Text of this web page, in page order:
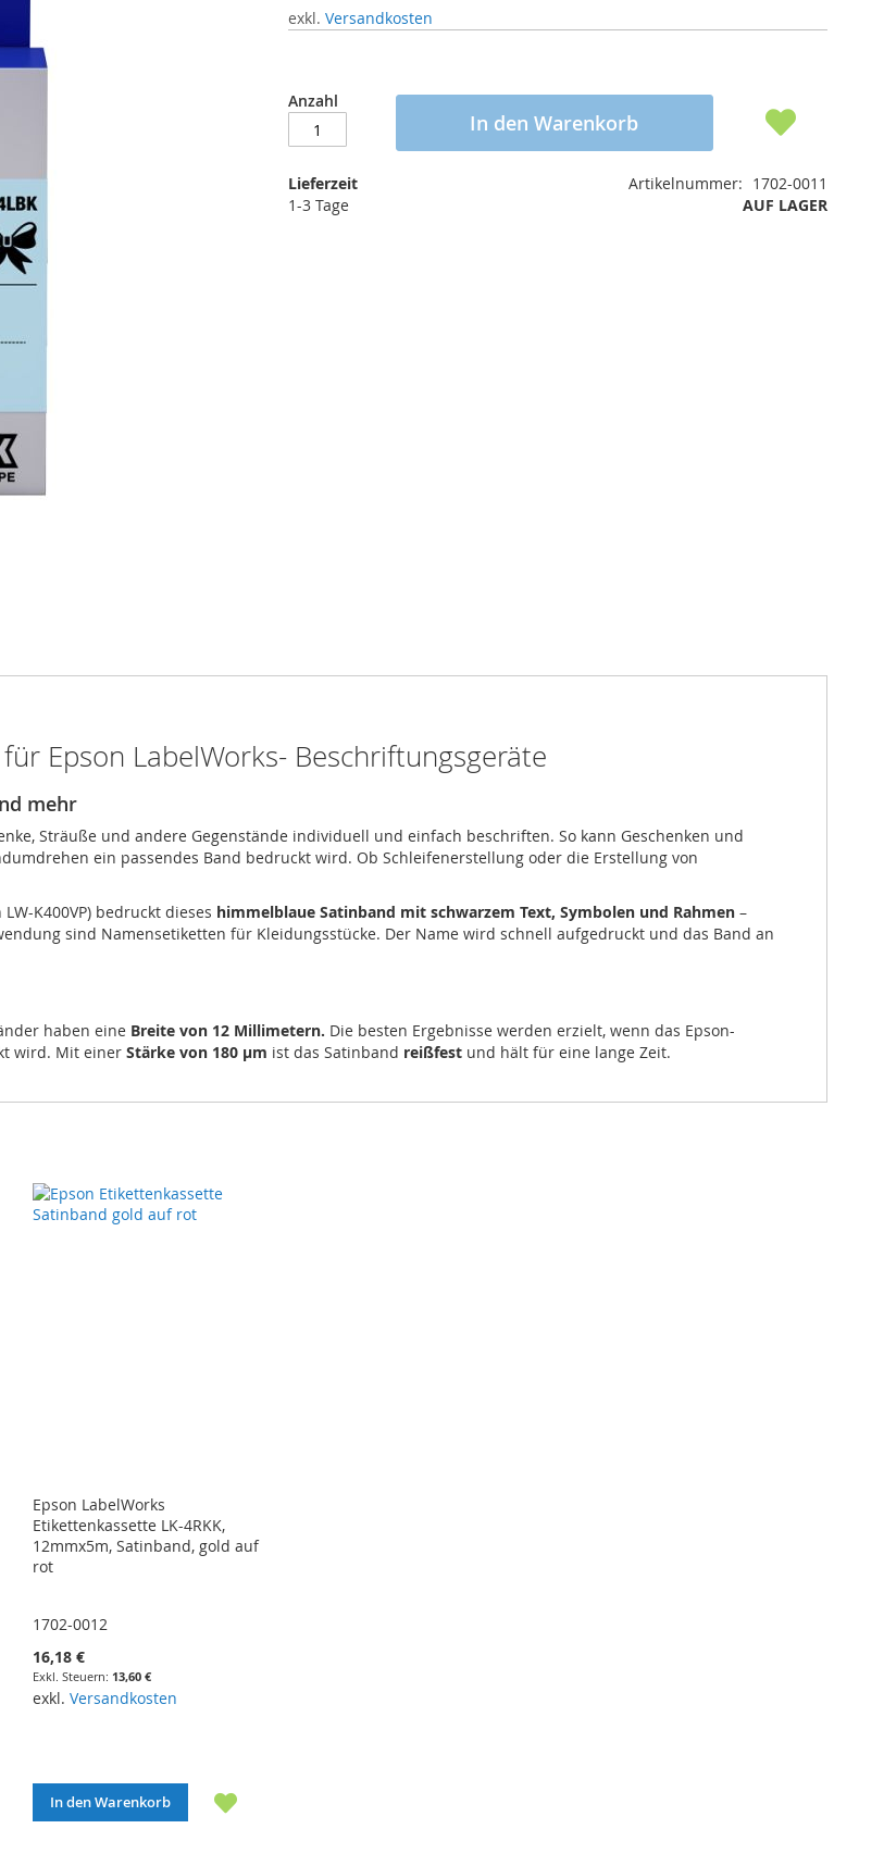
exkl. Versandkosten
Anzahl
In den Warenkorb
Lieferzeit
1-3 Tage
Artikelnummer
1702-0011
AUF LAGER
Epson LabelWorks- Beschriftungsgeräte
mehr
Sträuße und andere Gegenstände individuell und einfach beschriften. So kann Geschenken und
ein passendes Band bedruckt wird. Ob Schleifenerstellung oder die Erstellung von
K400VP) bedruckt dieses himmelblaue Satinband mit schwarzem Text, Symbolen und Rahmen –
sind Namensetiketten für Kleidungsstücke. Der Name wird schnell aufgedruckt und das Band an
haben eine Breite von 12 Millimetern. Die besten Ergebnisse werden erzielt, wenn das Epson-
wird. Mit einer Stärke von 180 µm ist das Satinband reißfest und hält für eine lange Zeit.
Epson LabelWorks
Etikettenkassette LK-4RKK,
12mmx5m, Satinband, gold auf
rot
1702-0012
16,18 €
13,60 €
exkl.Versandkosten
In den Warenkorb